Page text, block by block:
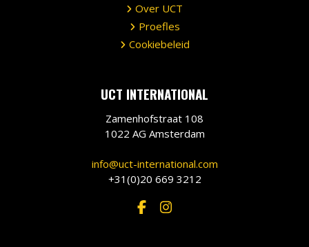
Over UCT
Proefles
Cookiebeleid
UCT INTERNATIONAL
Zamenhofstraat 108
1022 AG Amsterdam
info@uct-international.com
+31(0)20 669 3212